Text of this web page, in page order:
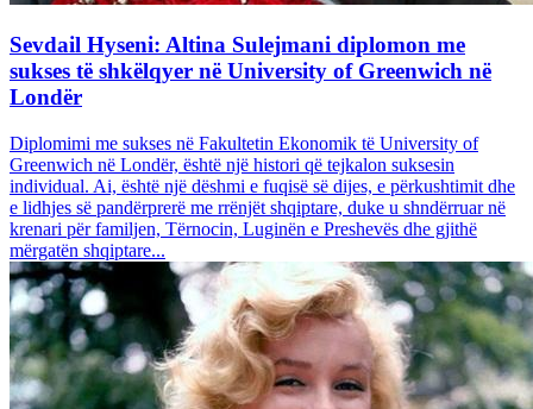
Sevdail Hyseni: Altina Sulejmani diplomon me
sukses të shkëlqyer në University of Greenwich në
Londër
Diplomimi me sukses në Fakultetin Ekonomik të University of
Greenwich në Londër, është një histori që tejkalon suksesin
individual. Ai, është një dëshmi e fuqisë së dijes, e përkushtimit dhe
e lidhjes së pandërprerë me rrënjët shqiptare, duke u shndërruar në
krenari për familjen, Tërnocin, Luginën e Preshevës dhe gjithë
mërgatën shqiptare...